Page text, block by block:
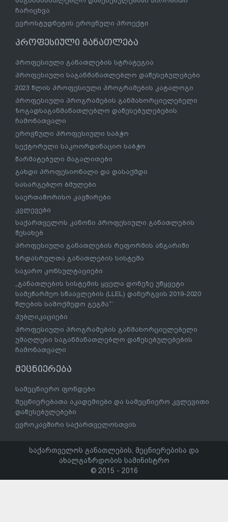
ჩარიცხვა
ევროსტუდნეტის ეროვნული პროექტი
პროფესიული განათლება
პროფესიული განათლების სტრატეგია
პროფესიული საგანმანათლებლო დაწესებულებები
2023 წლის პროფესიული პროგრამების კატალოგი
პროფესიული პროგრამების განმახორციელებელი
ზოგადსაგანმანათლებლო დაწესებულებების
ჩამონათვალი
ეროვნული პროფესიული საბჭო
სექტორული საკოორდინაციო საბჭო
წარმატებული მაგალითები
გახდი პროფესიონალი და დასაქმდი
სასარგებლო ბმულები
საერთაშორისო კავშირები
კვლევები
საქართველოს კანონი პროფესიული განათლების
შესახებ
პროფესიული განათლების რეფორმის ანგარიში
ზრდასრულთა განათლების სისტემა
საჯარო კონსულტაციები
„განათლების სისტემის ყველა დონეზე უწყვეტი
სამეწარმეო სწაავლების (LLEL) დანერგვის 2019-2020
წლების სამოქმედო გეგმა“’
პუბლიკაციები
პროფესიული პროგრამების განმახორციელებელი
უმაღლესი საგანმანათლებლო დაწესებულებების
ჩამონათვალი
მეცნიერება
სამეცნიერო ფონდები
მეცნიერებათა აკადემიები და სამეცნიერო კვლევითი
დაწესებულებები
ევროკავშირი საქართველოსთვის
საქართველოს განათლების, მეცნიერებისა და
ახალგაზრდობის სამინისტრო
© 2015 - 2016